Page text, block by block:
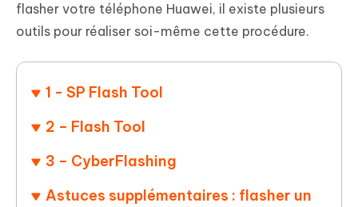
flasher votre téléphone Huawei, il existe plusieurs
outils pour réaliser soi-même cette procédure.
1 - SP Flash Tool
2 – Flash Tool
3 – CyberFlashing
Astuces supplémentaires : flasher un